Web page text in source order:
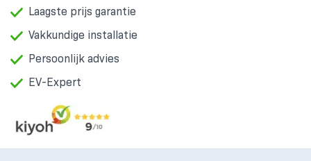
Laagste prijs garantie
Vakkundige installatie
Persoonlijk advies
EV-Expert